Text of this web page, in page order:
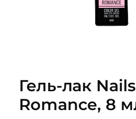
Гель-лак
Romance, 8